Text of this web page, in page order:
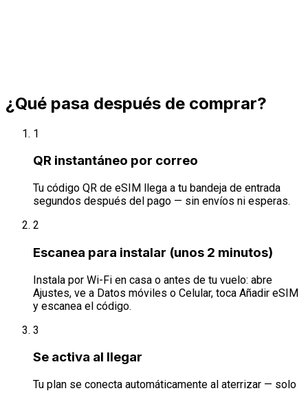
¿Qué pasa después de comprar?
1
QR instantáneo por correo
Tu código QR de eSIM llega a tu bandeja de entrada
segundos después del pago — sin envíos ni esperas.
2
Escanea para instalar (unos 2 minutos)
Instala por Wi-Fi en casa o antes de tu vuelo: abre
Ajustes, ve a Datos móviles o Celular, toca Añadir eSIM
y escanea el código.
3
Se activa al llegar
Tu plan se conecta automáticamente al aterrizar — solo